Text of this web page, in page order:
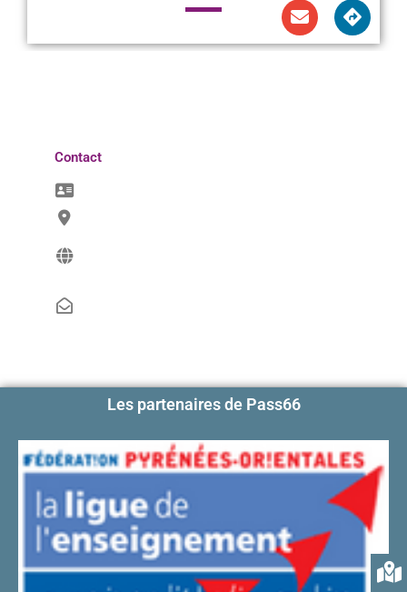
Contact
Les partenaires de Pass66